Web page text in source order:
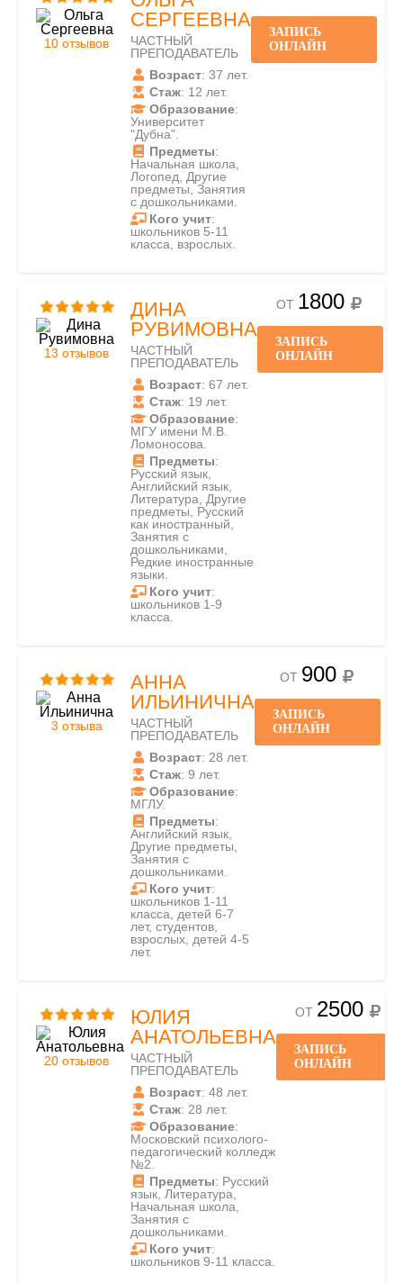
10 отзывов
СЕРГЕЕВНА
ЧАСТНЫЙ
ПРЕПОДАВАТЕЛЬ
Возраст: 37 лет.
Стаж: 12 лет.
Образование:
Университет
"Дубна".
Предметы:
Начальная школа,
Логопед, Другие
предметы, Занятия
с дошкольниками.
Кого учит:
школьников 5-11
класса, взрослых.
ЗАПИСЬ
ОНЛАЙН
13 отзывов
ДИНА
РУВИМОВНА
ЧАСТНЫЙ
ПРЕПОДАВАТЕЛЬ
Возраст: 67 лет.
Стаж: 19 лет.
Образование:
МГУ имени М.В.
Ломоносова.
Предметы:
Русский язык,
Английский язык,
Литература, Другие
предметы, Русский
как иностранный,
Занятия с
дошкольниками,
Редкие иностранные
языки.
Кого учит:
школьников 1-9
класса.
ОТ 1800
ЗАПИСЬ
ОНЛАЙН
3 отзыва
АННА
ИЛЬИНИЧНА
ЧАСТНЫЙ
ПРЕПОДАВАТЕЛЬ
Возраст: 28 лет.
Стаж: 9 лет.
Образование:
МГЛУ.
Предметы:
Английский язык,
Другие предметы,
Занятия с
дошкольниками.
Кого учит:
школьников 1-11
класса, детей 6-7
лет, студентов,
взрослых, детей 4-5
лет.
ОТ 900
ЗАПИСЬ
ОНЛАЙН
20 отзывов
ЮЛИЯ
АНАТОЛЬЕВНА
ЧАСТНЫЙ
ПРЕПОДАВАТЕЛЬ
Возраст: 48 лет.
Стаж: 28 лет.
Образование:
Московский психолого-
педагогический колледж
№2.
Предметы: Русский
язык, Литература,
Начальная школа,
Занятия с
дошкольниками.
Кого учит:
школьников 9-11 класса.
ОТ 2500
ЗАПИСЬ
ОНЛАЙН